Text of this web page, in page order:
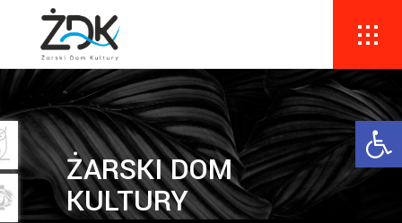
ŻARSKI DOM
KULTURY